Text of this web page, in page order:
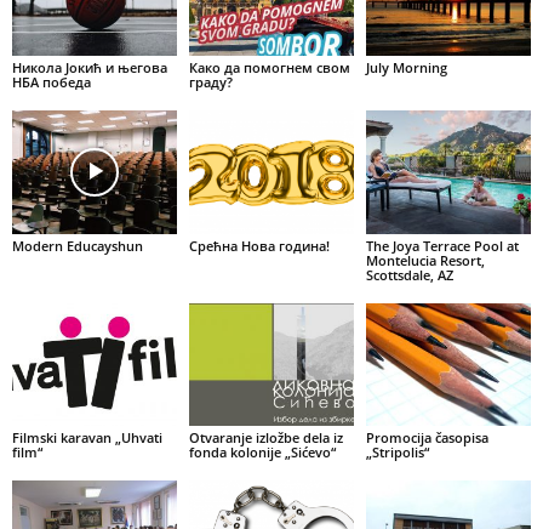
Никола Јокић и његова
НБА победа
Како да помогнем свом
граду?
July Morning
Modern Educayshun Срећна Нова година!
The Joya Terrace Pool at
Montelucia Resort,
Scottsdale, AZ
Filmski karavan „Uhvati
film“
Otvaranje izložbe dela iz
fonda kolonije „Sićevo“
Promocija časopisa
„Stripolis“